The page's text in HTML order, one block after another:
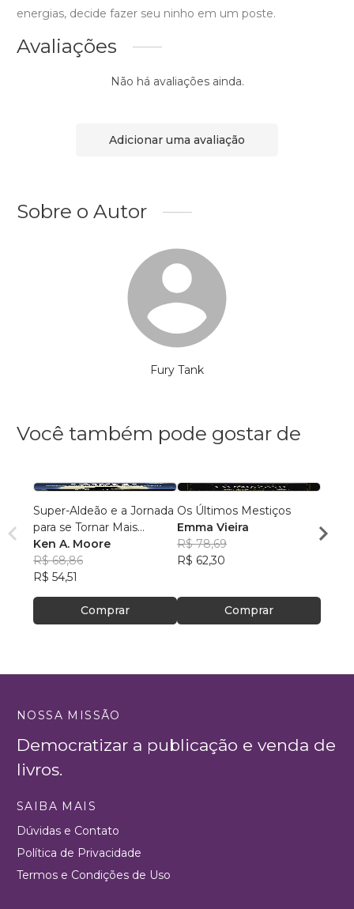
energias, decide fazer seu ninho em um poste.
Avaliações
Não há avaliações ainda.
Adicionar uma avaliação
Sobre o Autor
Fury Tank
Você também pode gostar de
Super-Aldeão e a Jornada
para se Tornar Mais
Interessante!
Ken A. Moore
R$ 68,86
R$ 54,51
Comprar
Os Últimos Mestiços
Emma Vieira
R$ 78,69
R$ 62,30
Comprar
NOSSA MISSÃO
Democratizar a publicação e venda de
livros.
SAIBA MAIS
Dúvidas e Contato
Política de Privacidade
Termos e Condições de Uso